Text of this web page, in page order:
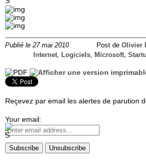
Publié le 27 mai 2010 Post de Olivier
Internet, Logiciels, Microsoft,
Reçevez par email les alertes de parution
Your email: